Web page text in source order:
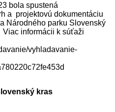
bola spustená
a projektovú dokumentáciu
Národného parku Slovenský
informácii k súťaži
vyhladavanie-
kras